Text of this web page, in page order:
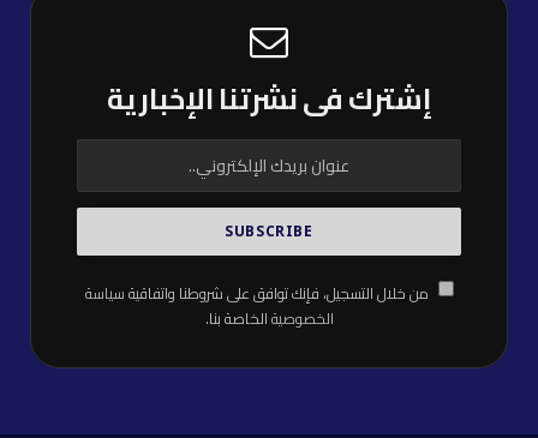
إشترك فى نشرتنا الإخبارية
من خلال التسجيل، فإنك توافق على شروطنا واتفاقيةسياسة
الخصوصيةالخاصة بنا.